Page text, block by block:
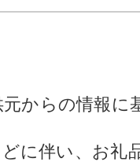
からの情報に
に伴い、お礼